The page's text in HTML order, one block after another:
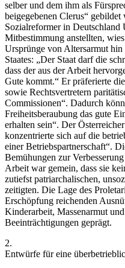
selber und dem ihm als
beigegebenen Clerus“ gebildet
Sozialreformer in Deutschland
Mitbestimmung anstellten,
Ursprünge von Altersarmut
Staates: „Der Staat darf die
dass der aus der Arbeit
Gute kommt.“ Er präferierte
sowie Rechtsvertretern
Commissionen“. Dadurch
Freiheitsberaubung das gute
erhalten sein“. Der Österreicher
konzentrierte sich auf die
einer Betriebspartnerschaft“.
Bemühungen zur
Arbeit war gemein, dass sie
zutiefst patriarchalischen,
zeitigten. Die Lage des
Erschöpfung reichenden
Kinderarbeit, Massenarmut
Beeinträchtigungen geprägt.
2.
Entwürfe für eine